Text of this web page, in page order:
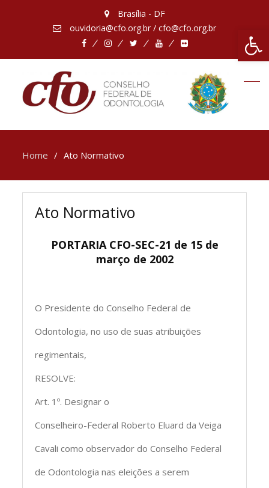
Brasília - DF
ouvidoria@cfo.org.br / cfo@cfo.org.br
FacebookInstagramTwitterYoutubeFlickr
Home Ato Normativo
Ato Normativo
PORTARIA CFO-SEC-21 de 15 de
março de 2002
O Presidente do Conselho Federal de
Odontologia, no uso de suas atribuições
regimentais,
RESOLVE:
Art. 1º. Designar o
Conselheiro-Federal Roberto Eluard da Veiga
Cavali como observador do Conselho Federal
de Odontologia nas eleições a serem